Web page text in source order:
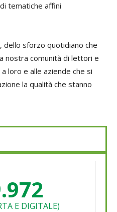
tematiche affini
dello sforzo quotidiano che
nostra comunità di lettori e
loro e alle aziende che si
la qualità che stanno
E DIGITALE)